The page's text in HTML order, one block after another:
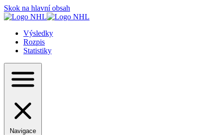
Skok na hlavní obsah
Výsledky
Rozpis
Statistiky
Navigace